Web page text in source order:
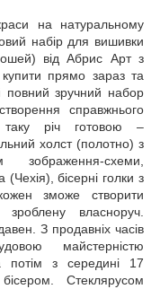
на натуральному
набір для вишивки
від Абрис Арт з
прямо зараз та
повний зручний набор
справжнього
таку річ готовою –
холст (полотно) з
зображення-схеми,
(Чехія), бісерні голки з
зможе створити
власноруч.
З продавніх часів
майстерністю
потім з середині 17
Стеклярусом